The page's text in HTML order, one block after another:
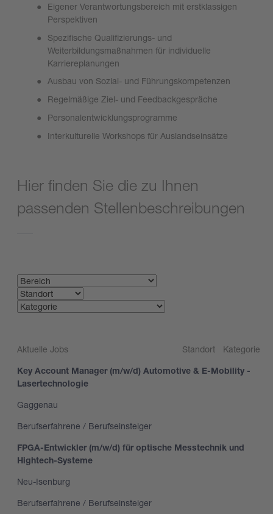
Eigener Verantwortungsbereich mit erstklassigen
Perspektiven
Spezifische Qualifizierungs- und
Weiterbildungsmaßnahmen für individuelle
Karriereplanungen
Ausbau von Sozial- und Führungskompetenzen
Regelmäßige Ziel- und Feedbackgespräche
Personalentwicklungsprogramme
Interkulturelle Workshops für Auslandseinsätze
Hier finden Sie die zu Ihnen
passenden Stellenbeschreibungen
Aktuelle Jobs Standort Kategorie
Key Account Manager (m/w/d) Automotive & E-Mobility -
Lasertechnologie
Gaggenau
Berufserfahrene / Berufseinsteiger
FPGA-Entwickler (m/w/d) für optische Messtechnik und
Hightech-Systeme
Neu-Isenburg
Berufserfahrene / Berufseinsteiger